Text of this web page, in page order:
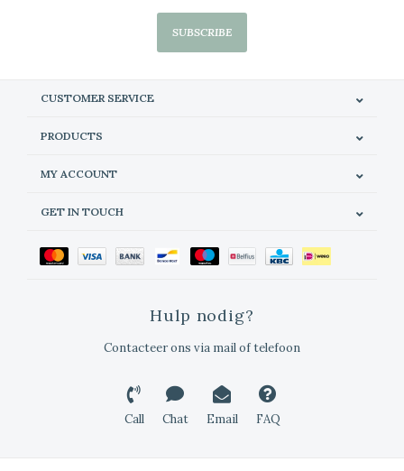
SUBSCRIBE
CUSTOMER SERVICE
PRODUCTS
MY ACCOUNT
GET IN TOUCH
Hulp nodig?
Contacteer ons via mail of telefoon
Call Chat Email FAQ